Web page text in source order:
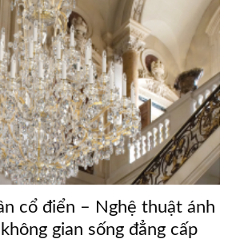
cổ điển – Nghệ thuật ánh
gian sống đẳng cấp